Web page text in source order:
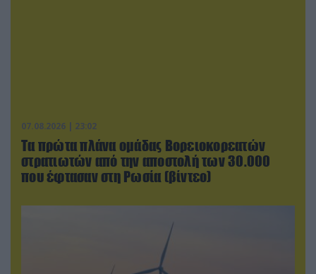
07.08.2026 | 23:02
Τα πρώτα πλάνα ομάδας Βορειοκορεατών
στρατιωτών από την αποστολή των 30.000
που έφτασαν στη Ρωσία (βίντεο)